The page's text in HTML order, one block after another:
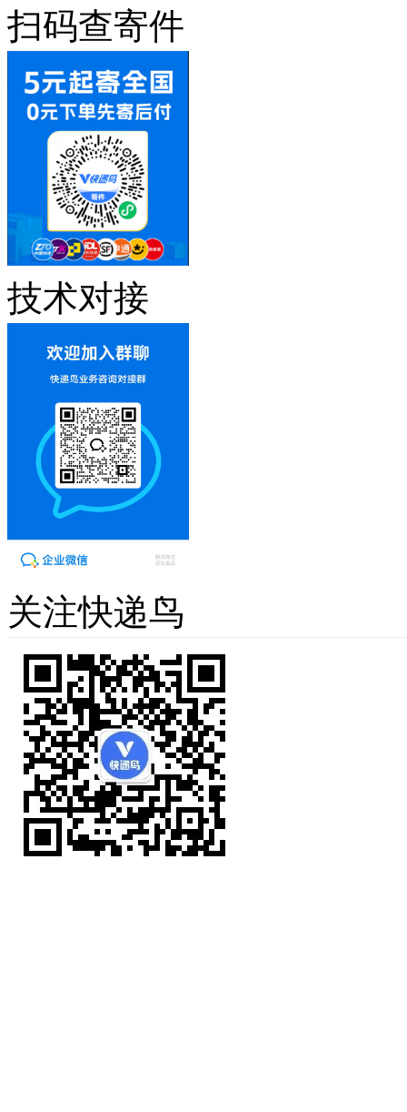
扫码查寄件
技术对接
关注快递鸟